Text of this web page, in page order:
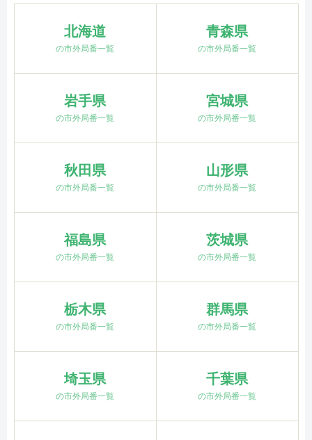
北海道
の市外局番一覧
青森県
の市外局番一覧
岩手県
の市外局番一覧
宮城県
の市外局番一覧
秋田県
の市外局番一覧
山形県
の市外局番一覧
福島県
の市外局番一覧
茨城県
の市外局番一覧
栃木県
の市外局番一覧
群馬県
の市外局番一覧
埼玉県
の市外局番一覧
千葉県
の市外局番一覧